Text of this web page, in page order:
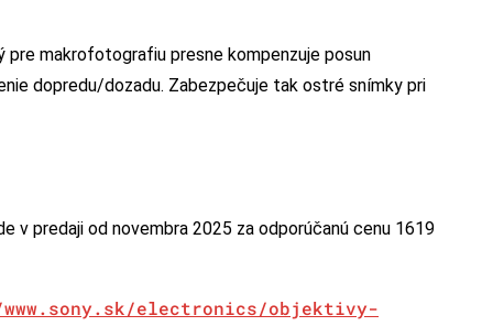
makrofotografiu presne kompenzuje posun
dopredu/dozadu. Zabezpečuje tak ostré snímky pri
v predaji od novembra 2025 za odporúčanú cenu 1619
electronics/objektivy-